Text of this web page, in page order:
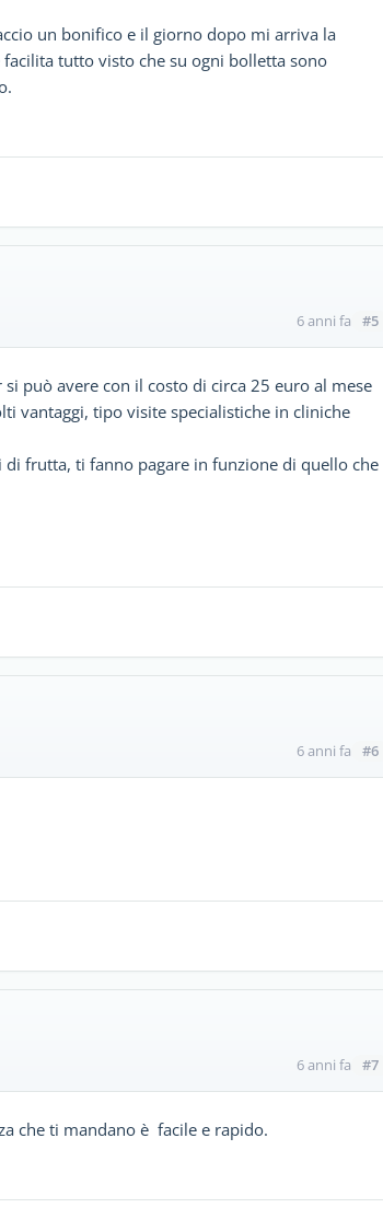
un bonifico e il giorno dopo mi arriva la
tutto visto che su ogni bolletta sono
6 anni fa #5
può avere con il costo di circa 25 euro al mese
vantaggi, tipo visite specialistiche in cliniche
di frutta, ti fanno pagare in funzione di quello che
6 anni fa #6
6 anni fa #7
che ti mandano è facile e rapido.